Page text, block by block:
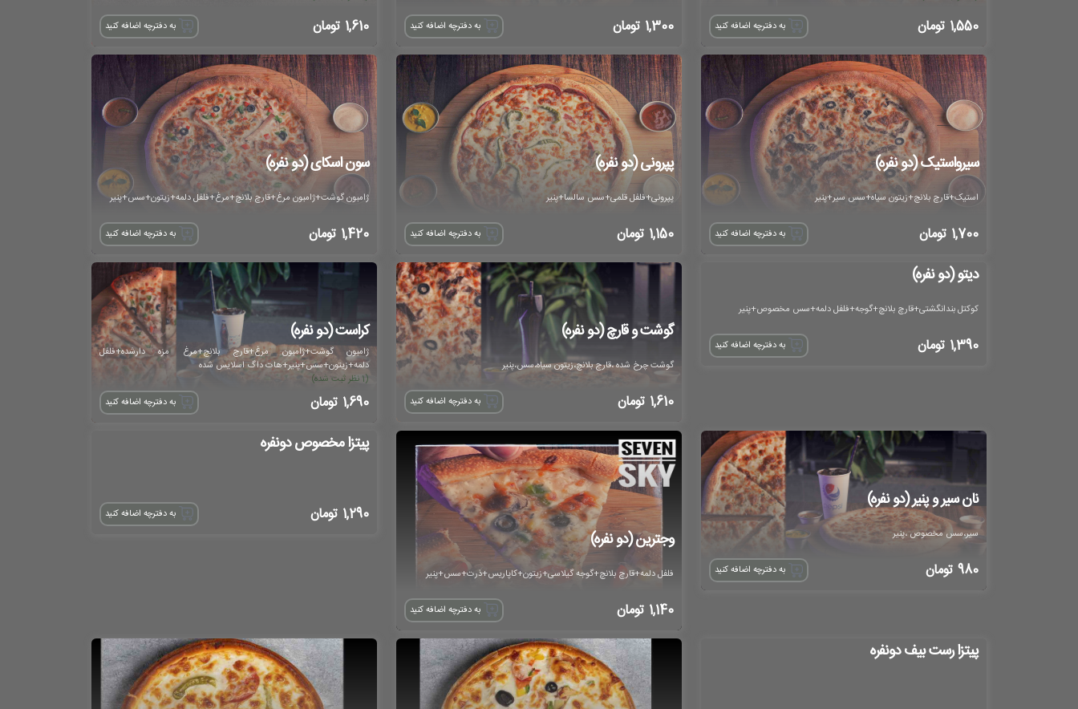
1,550 تومان به دفترچه اضافه کنید 1,300 تومان به دفترچه اضافه کنید 1,610 تومان به دفترچه اضافه کنید
سیرواستیک (دو نفره)
استیک+قارچ بلانچ+زیتون سیاه+سس سیر+پنیر
1,700 تومان به دفترچه اضافه کنید
پپرونی (دو نفره)
پپرونی+فلفل قلمی+سس سالسا+پنیر
1,150 تومان به دفترچه اضافه کنید
سون اسکای (دو نفره)
ژامبون گوشت+ژامبون مرغ+قارچ بلانچ+مرغ+فلفل دلمه+زیتون+سس+پنیر
1,420 تومان به دفترچه اضافه کنید
دیتو (دو نفره)
کوکتل بندانگشتی+قارچ بلانچ+گوجه+فلفل دلمه+سس مخصوص+پنیر
1,390 تومان به دفترچه اضافه کنید
گوشت و قارچ (دو نفره)
گوشت چرخ شده ،قارچ بلانچ،زیتون سیاه،سس،پنیر
1,610 تومان به دفترچه اضافه کنید
کراست (دو نفره)
ژامبون گوشت+ژامبون مرغ+قارچ بلانچ+مرغ مزه دارشده+فلفل
دلمه+زیتون+سس+پنیر+هات داگ اسلایس شده
(1 نظر ثبت شده)
1,690 تومان به دفترچه اضافه کنید
نان سیر و پنیر (دو نفره)
سیر،سس مخصوص ،پنیر
980 تومان به دفترچه اضافه کنید
وجترین (دو نفره)
فلفل دلمه+قارچ بلانچ+گوجه گیلاسی+زیتون+کاپاریس+ذرت+سس+پنیر
1,140 تومان به دفترچه اضافه کنید
پیتزا مخصوص دونفره
1,290 تومان به دفترچه اضافه کنید
پیتزا رست بیف دونفره